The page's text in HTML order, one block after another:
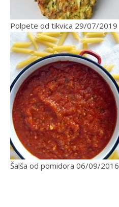
Polpete od tikvica 29/07/2019
Šalša od pomidora 06/09/2016